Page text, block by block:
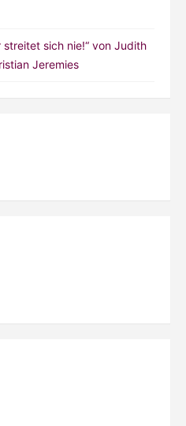
streitet sich nie!“ von Judith
Jeremies